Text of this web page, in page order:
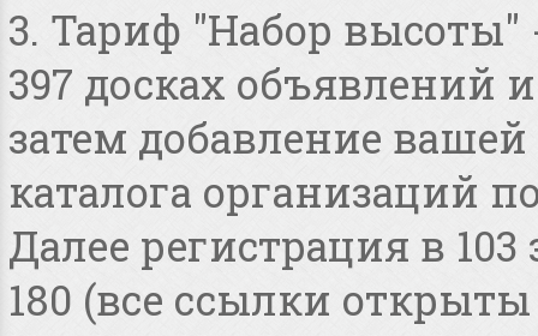
3. Тариф "Набор
397 досках объявлений
затем добавление
каталога организаций
Далее регистрация в
180 (все ссылки